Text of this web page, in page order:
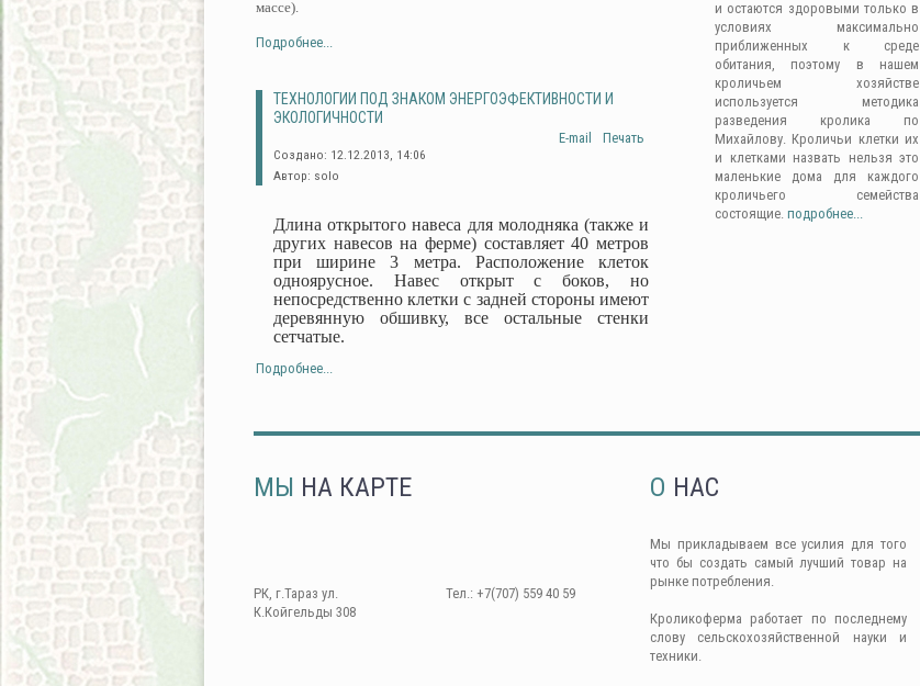
массе).
Подробнее...
ТЕХНОЛОГИИ ПОД ЗНАКОМ ЭНЕРГОЭФЕКТИВНОСТИ И
ЭКОЛОГИЧНОСТИ
Печать
E-mail
Создано: 12.12.2013, 14:06
Автор: solo
Длина открытого навеса для молодняка (также и
других навесов на ферме) составляет 40 метров
при ширине 3 метра. Расположение клеток
одноярусное. Навес открыт с боков, но
непосредственно клетки с задней стороны имеют
деревянную обшивку, все остальные стенки
сетчатые.
Подробнее...
и остаются здоровыми только в
условиях максимально
приближенных к среде
обитания, поэтому в нашем
кроличьем хозяйстве
используется методика
разведения кролика по
Михайлову. Кроличьи клетки их
и клетками назвать нельзя это
маленькие дома для каждого
кроличьего семейства
состоящие. подробнее...
МЫ НА КАРТЕ
РК, г.Тараз ул.
К.Койгельды 308
Тел.: +7(707) 559 40 59
О НАС
Мы прикладываем все усилия для того
что бы создать самый лучший товар на
рынке потребления.
Кроликоферма работает по последнему
слову сельскохозяйственной науки и
техники.